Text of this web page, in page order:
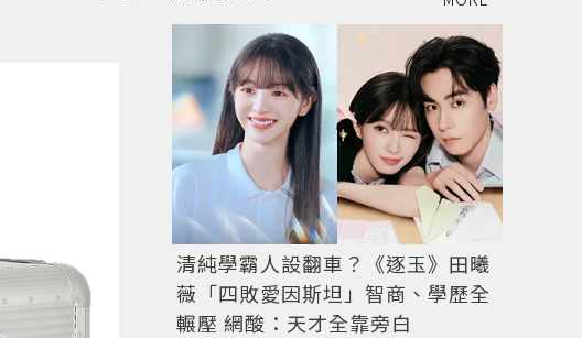
清純學霸人設翻車？《逐玉》田曦
薇「四敗愛因斯坦」智商、學歷全
輾壓 網酸：天才全靠旁白